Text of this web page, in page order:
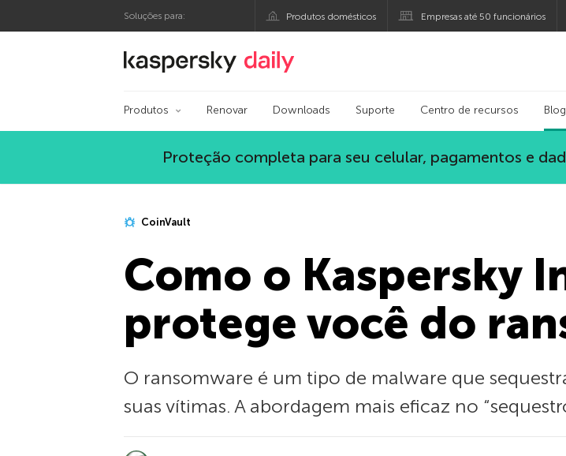
Soluções para: Produtos domésticos Empresas até 50 funcionários
Blog oficial da Kaspersky
Produtos Renovar Downloads Suporte Centro de recursos Blog
Proteção completa para seu celular, pagamentos e
CoinVault
Como o Kaspersky
protege você do
O ransomware é um tipo de malware que
suas vítimas. A abordagem mais eficaz no